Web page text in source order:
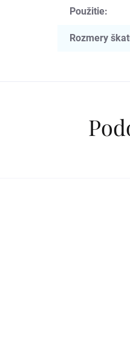
Použitie:
Rozmery